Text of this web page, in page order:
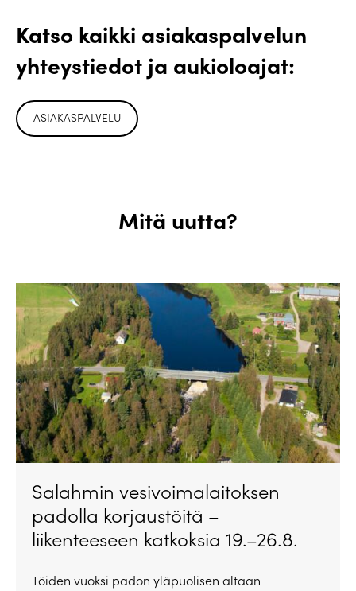
Katso kaikki asiakaspalvelun
yhteystiedot ja aukioloajat:
ASIAKASPALVELU
Mitä uutta?
Salahmin vesivoimalaitoksen
padolla korjaustöitä –
liikenteeseen katkoksia 19.–26.8.
Töiden vuoksi padon yläpuolisen altaan